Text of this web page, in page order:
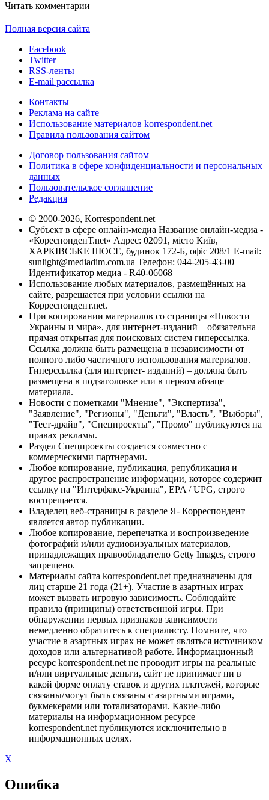
Читать комментарии
Полная версия сайта
Facebook
Twitter
RSS-ленты
E-mail рассылка
Контакты
Реклама на сайте
Использование материалов korrespondent.net
Правила пользования сайтом
Договор пользования сайтом
Политика в сфере конфиденциальности и персональных
данных
Пользовательское соглашение
Редакция
© 2000-2026, Korrespondent.net
Субъект в сфере онлайн-медиа Название онлайн-медиа -
«КореспонденТ.net» Адрес: 02091, місто Київ,
ХАРКІВСЬКЕ ШОСЕ, будинок 172-Б, офіс 208/1 E-mail:
sunlight@mediadim.com.ua Телефон: 044-205-43-00
Идентификатор медиа - R40-06068
Использование любых материалов, размещённых на
сайте, разрешается при условии ссылки на
Корреспондент.net.
При копировании материалов со страницы «Новости
Украины и мира», для интернет-изданий – обязательна
прямая открытая для поисковых систем гиперссылка.
Ссылка должна быть размещена в независимости от
полного либо частичного использования материалов.
Гиперссылка (для интернет- изданий) – должна быть
размещена в подзаголовке или в первом абзаце
материала.
Новости с пометками "Мнение", "Экспертиза",
"Заявление", "Регионы", "Деньги", "Власть", "Выборы",
"Тест-драйв", "Спецпроекты", "Промо" публикуются на
правах рекламы.
Раздел Спецпроекты создается совместно с
коммерческими партнерами.
Любое копирование, публикация, републикация и
другое распространение информации, которое содержит
ссылку на "Интерфакс-Украина", EPA / UPG, строго
воспрещается.
Владелец веб-страницы в разделе Я- Корреспондент
является автор публикации.
Любое копирование, перепечатка и воспроизведение
фотографий и/или аудиовизуальных материалов,
принадлежащих правообладателю Getty Images, строго
запрещено.
Материалы сайта korrespondent.net предназначены для
лиц старше 21 года (21+). Участие в азартных играх
может вызвать игровую зависимость. Соблюдайте
правила (принципы) ответственной игры. При
обнаружении первых признаков зависимости
немедленно обратитесь к специалисту. Помните, что
участие в азартных играх не может являться источником
доходов или альтернативой работе. Информационный
ресурс korrespondent.net не проводит игры на реальные
и/или виртуальные деньги, сайт не принимает ни в
какой форме оплату ставок и других платежей, которые
связаны/могут быть связаны с азартными играми,
букмекерами или тотализаторами. Какие-либо
материалы на информационном ресурсе
korrespondent.net публикуются исключительно в
информационных целях.
X
Ошибка